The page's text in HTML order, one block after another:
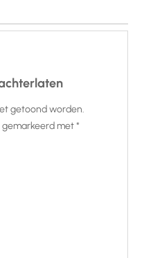
getoond worden.
gemarkeerd met*